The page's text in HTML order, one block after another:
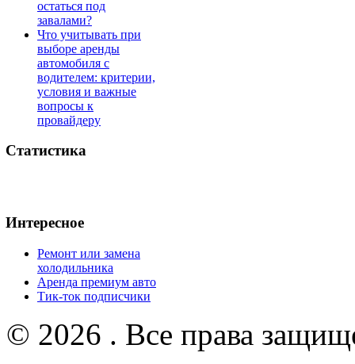
остаться под
завалами?
Что учитывать при
выборе аренды
автомобиля с
водителем: критерии,
условия и важные
вопросы к
провайдеру
Статистика
Интересное
Ремонт или замена
холодильника
Аренда премиум авто
Тик-ток подписчики
© 2026 . Все права